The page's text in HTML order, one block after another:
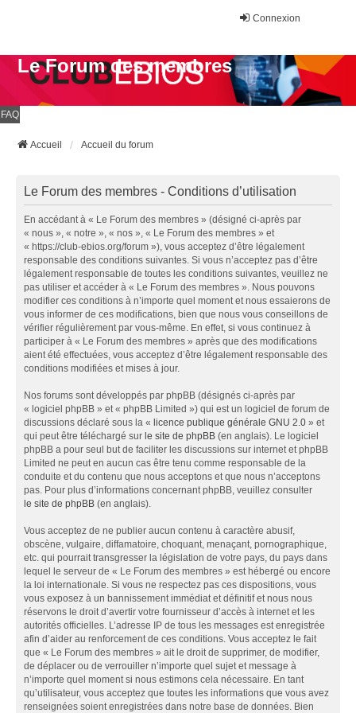
Connexion
Le Forum des membres
FAQ
Accueil Accueil du forum
Le Forum des membres - Conditions d’utilisation
En accédant à « Le Forum des membres » (désigné ci-après par
« nous », « notre », « nos », « Le Forum des membres » et
« https://club-ebios.org/forum »), vous acceptez d’être légalement
responsable des conditions suivantes. Si vous n’acceptez pas d’être
légalement responsable de toutes les conditions suivantes, veuillez ne
pas utiliser et accéder à « Le Forum des membres ». Nous pouvons
modifier ces conditions à n’importe quel moment et nous essaierons de
vous informer de ces modifications, bien que nous vous conseillons de
vérifier régulièrement par vous-même. En effet, si vous continuez à
participer à « Le Forum des membres » après que des modifications
aient été effectuées, vous acceptez d’être légalement responsable des
conditions modifiées et mises à jour.
Nos forums sont développés par phpBB (désignés ci-après par
« logiciel phpBB » et « phpBB Limited ») qui est un logiciel de forum de
discussions déclaré sous la « licence publique générale GNU 2.0 » et
qui peut être téléchargé sur le site de phpBB (en anglais). Le logiciel
phpBB a pour seul but de faciliter les discussions sur internet et phpBB
Limited ne peut en aucun cas être tenu comme responsable de la
conduite et du contenu que nous acceptons et que nous n’acceptons
pas. Pour plus d’informations concernant phpBB, veuillez consulter
le site de phpBB (en anglais).
Vous acceptez de ne publier aucun contenu à caractère abusif,
obscène, vulgaire, diffamatoire, choquant, menaçant, pornographique,
etc. qui pourrait transgresser la législation de votre pays, du pays dans
lequel le serveur de « Le Forum des membres » est hébergé ou encore
la loi internationale. Si vous ne respectez pas ces dispositions, vous
vous exposez à un bannissement immédiat et définitif et nous nous
réservons le droit d’avertir votre fournisseur d’accès à internet et les
autorités officielles. L’adresse IP de tous les messages est enregistrée
afin d’aider au renforcement de ces conditions. Vous acceptez le fait
que « Le Forum des membres » ait le droit de supprimer, de modifier,
de déplacer ou de verrouiller n’importe quel sujet et message à
n’importe quel moment si nous estimons cela nécessaire. En tant
qu’utilisateur, vous acceptez que toutes les informations que vous avez
renseignées soient enregistrées dans notre base de données. Bien